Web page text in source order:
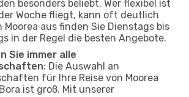
besonders beliebt. Wer flexibel ist
Woche fliegt, kann oft deutlich
Moorea aus finden Sie Dienstags bis
in der Regel die besten Angebote.
Sie immer alle
: Die Auswahl an
für Ihre Reise von Moorea
ist groß. Mit unserer